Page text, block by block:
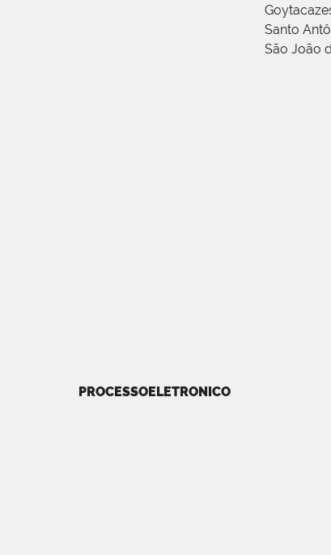
Santo
São João
PROCESSOELETRONICO